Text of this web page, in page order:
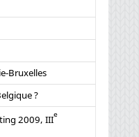
Bruxelles
?
2009, IIIe